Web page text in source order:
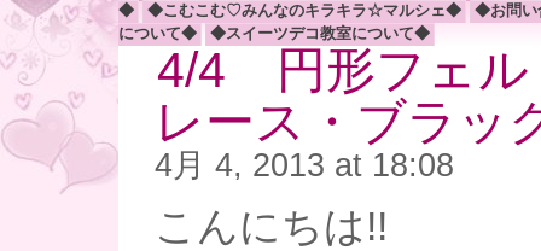
◆
◆こむこむ♡みんなのキラキラ☆マルシェ◆
◆お問
について◆
◆スイーツデコ教室について◆
4/4 円形フェル
レース・ブラッ
4月 4, 2013 at 18:08
こんにちは!!